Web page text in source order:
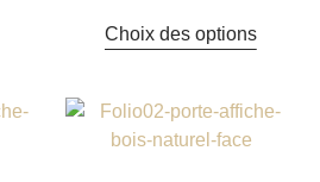
Choix des options